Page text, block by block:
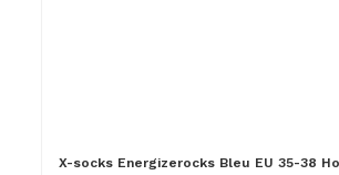
X-socks Energizerocks Bleu EU 35-38